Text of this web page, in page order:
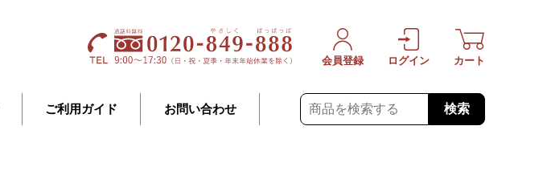
ご利用ガイド お問い合わせ 検索
会員登録 ログイン カート